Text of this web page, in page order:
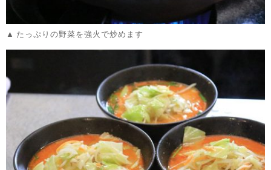
たっぷりの野菜を強火で炒めます